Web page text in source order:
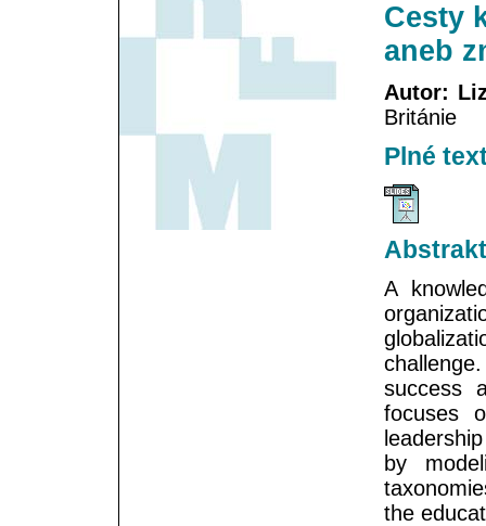
Cesty
aneb
Autor:
Británie
Plné
Abstrakt
A
success
focuses
by
the